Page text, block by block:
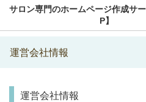
サロン専門のホームページ作成サ
P】
運営会社情報
運営会社情報